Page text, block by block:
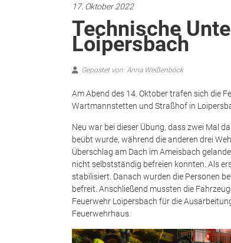
17. Oktober 2022
Technische
Loipersbach
Gepostet von: Anna Weißenböck
Am Abend des 14. Oktober trafen sich die
Wartmannstetten und Straßhof in
Neu war bei dieser Übung, dass zwei Mal
beübt wurde, während die anderen drei
Überschlag am Dach im Ameisbach
nicht selbstständig befreien konnten. Als
stabilisiert. Danach wurden die Personen
befreit. Anschließend mussten die
Feuerwehr Loipersbach für die
Feuerwehrhaus.